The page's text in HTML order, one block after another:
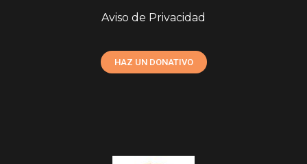
Aviso de Privacidad
HAZ UN DONATIVO